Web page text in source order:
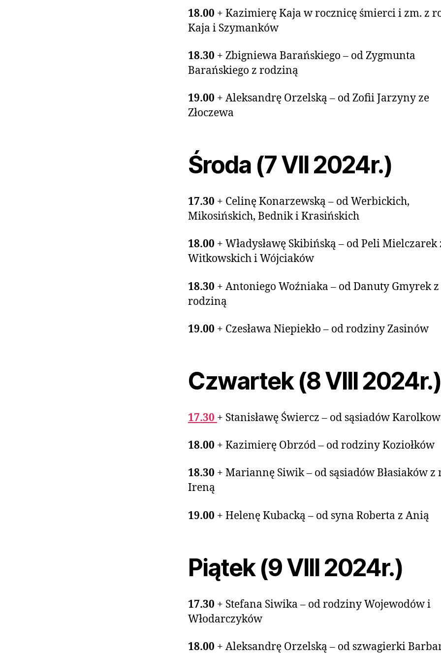
18.00 + Kazimierę Kaja w rocznicę śmierci i zm. z
Kaja i Szymanków
18.30 + Zbigniewa Barańskiego – od Zygmunta
Barańskiego z rodziną
19.00 + Aleksandrę Orzelską – od Zofii Jarzyny ze
Złoczewa
Środa (7 VII 2024r.)
17.30 + Celinę Konarzewską – od Werbickich,
Mikosińskich, Bednik i Krasińskich
18.00 + Władysławę Skibińską – od Peli Mielczarek
Witkowskich i Wójciaków
18.30 + Antoniego Woźniaka – od Danuty Gmyrek z
rodziną
19.00 + Czesława Niepiekło – od rodziny Zasinów
Czwartek (8 VIII 2024r.)
17.30 + Stanisławę Świercz – od sąsiadów
18.00 + Kazimierę Obrzód – od rodziny Koziołków
18.30 + Mariannę Siwik – od sąsiadów Błasiaków z
Ireną
19.00 + Helenę Kubacką – od syna Roberta z Anią
Piątek (9 VIII 2024r.)
17.30 + Stefana Siwika – od rodziny Wojewodów i
Włodarczyków
18.00 + Aleksandrę Orzelską – od szwagierki